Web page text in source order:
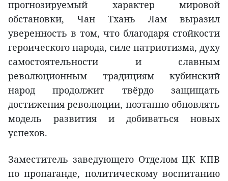
прогнозируемый характер мировой
обстановки, Чан Тхань Лам выразил
уверенность в том, что благодаря стойкости
героического народа, силе патриотизма, духу
самостоятельности и славным
революционным традициям кубинский
народ продолжит твёрдо защищать
достижения революции, поэтапно обновлять
модель развития и добиваться новых
успехов.
Заместитель заведующего Отделом ЦК КПВ
по пропаганде, политическому воспитанию